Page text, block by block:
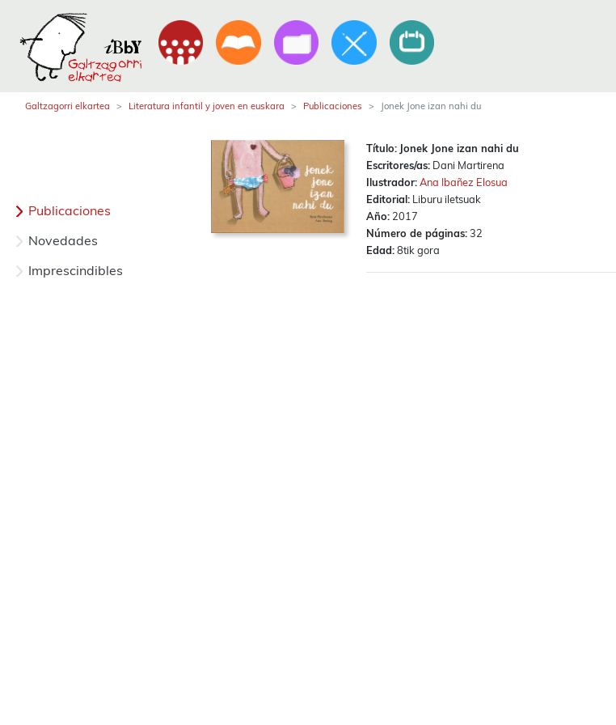
Galtzagorri elkartea Literatura infantil y joven en euskara Publicaciones Jonek Jone izan nahi du
Publicaciones
Novedades
Imprescindibles
Título: Jonek Jone izan nahi du
Escritores/as: Dani Martirena
Ilustrador:Ana Ibañez Elosua
Editorial: Liburu iletsuak
Año: 2017
Número de páginas:32
Edad:8tik gora